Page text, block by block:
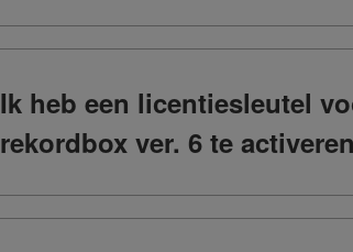
Ik heb een licentiesleutel
rekordbox ver. 6 te